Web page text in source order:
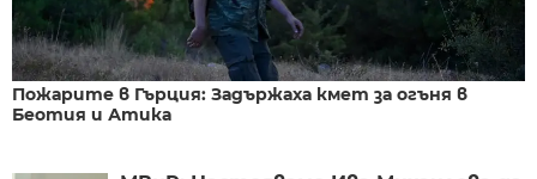
Пожарите в Гърция: Задържаха кмет за огъня в
Беотия и Атика